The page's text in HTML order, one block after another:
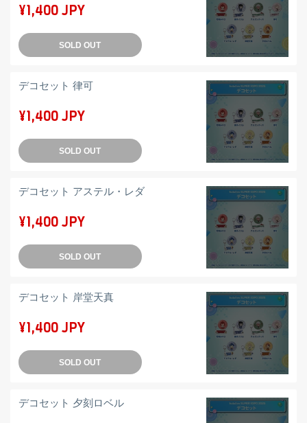
¥1,400 JPY
SOLD OUT
デコセット 律可
¥1,400 JPY
SOLD OUT
デコセット アステル・レダ
¥1,400 JPY
SOLD OUT
デコセット 岸堂天真
¥1,400 JPY
SOLD OUT
デコセット 夕刻ロベル